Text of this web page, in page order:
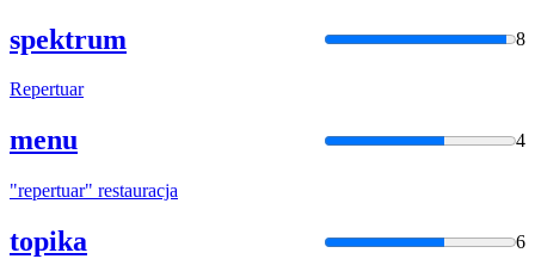
spektrum 8
Repertuar
menu 4
"repertuar" restauracja
topika 6